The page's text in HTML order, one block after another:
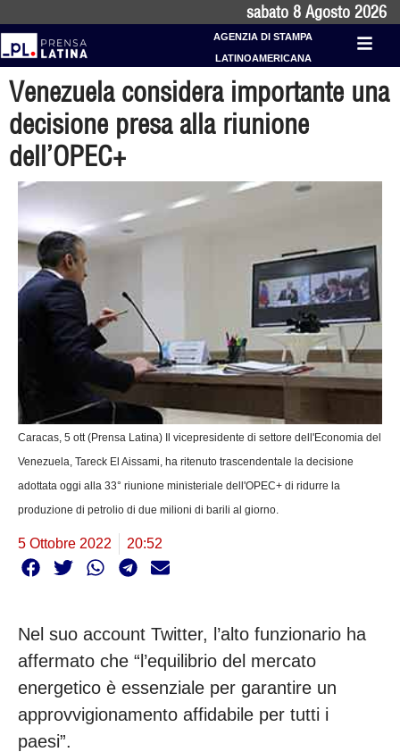
sabato 8 Agosto 2026
AGENZIA DI STAMPA
LATINOAMERICANA
Venezuela considera importante una
decisione presa alla riunione
dell’OPEC+
Caracas, 5 ott (Prensa Latina) Il vicepresidente di settore dell'Economia del
Venezuela, Tareck El Aissami, ha ritenuto trascendentale la decisione
adottata oggi alla 33° riunione ministeriale dell'OPEC+ di ridurre la
produzione di petrolio di due milioni di barili al giorno.
5 Ottobre 2022 20:52
Nel suo account Twitter, l’alto funzionario ha
affermato che “l’equilibrio del mercato
energetico è essenziale per garantire un
approvvigionamento affidabile per tutti i
paesi”.